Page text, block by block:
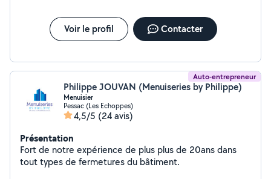
Voir le profil Contacter
Auto-entrepreneur
Philippe JOUVAN (Menuiseries by Philippe)
Menuisier
Pessac (Les Echoppes)
4,5/5 (24 avis)
Présentation
Fort de notre expérience de plus plus de 20ans dans
tout types de fermetures du bâtiment.